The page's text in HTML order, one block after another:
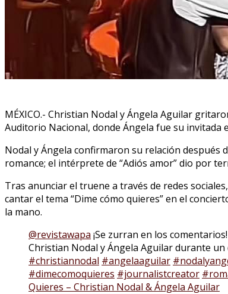
MÉXICO.- Christian Nodal y Ángela Aguilar
Auditorio Nacional, donde Ángela fue su invitada
Nodal y Ángela confirmaron su relación después
romance; el intérprete de “Adiós amor” dio por
Tras anunciar el truene a través de redes
cantar el tema “Dime cómo quieres” en el
la mano.
@revistawapa ¡Se zurran en los
Christian Nodal y Ángela Aguilar durante un
#christiannodal #angelaaguilar
#dimecomoquieres #journalistcreator
Quieres – Christian Nodal & Ángela Aguilar